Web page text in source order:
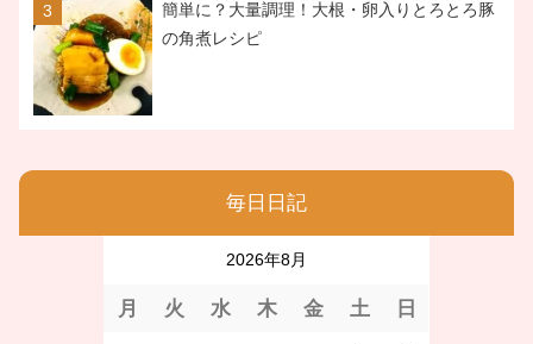
簡単に？大量調理！大根・卵入りとろとろ豚
の角煮レシピ
毎日日記
2026年8月
月 火 水 木 金 土 日